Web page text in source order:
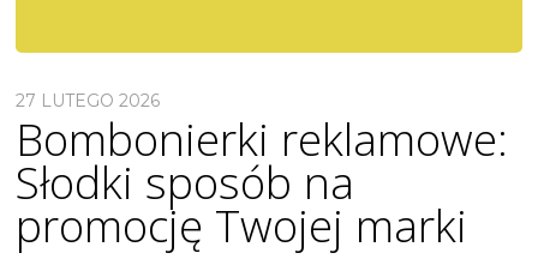
27 LUTEGO 2026
Bombonierki reklamowe:
Słodki sposób na
promocję Twojej marki